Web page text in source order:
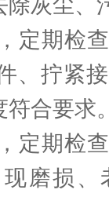
除灰尘、
期检查
、拧紧
符合要求
期检查
磨损、